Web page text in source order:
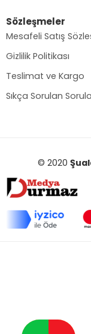
Sözleşmeler
Mesafeli Satış
Gizlilik Politikası
Teslimat ve Kargo
Sıkça Sorulan
© 2020